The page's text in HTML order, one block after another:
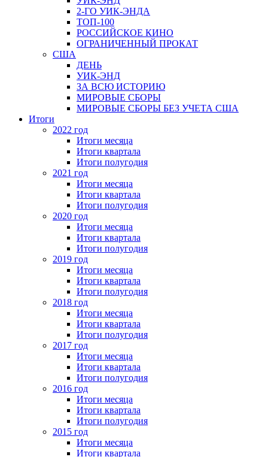
2-ГО УИК-ЭНДА
ТОП-100
РОССИЙСКОЕ КИНО
ОГРАНИЧЕННЫЙ ПРОКАТ
США
ДЕНЬ
УИК-ЭНД
ЗА ВСЮ ИСТОРИЮ
МИРОВЫЕ СБОРЫ
МИРОВЫЕ СБОРЫ БЕЗ УЧЕТА США
Итоги
2022 год
Итоги месяца
Итоги квартала
Итоги полугодия
2021 год
Итоги месяца
Итоги квартала
Итоги полугодия
2020 год
Итоги месяца
Итоги квартала
Итоги полугодия
2019 год
Итоги месяца
Итоги квартала
Итоги полугодия
2018 год
Итоги месяца
Итоги квартала
Итоги полугодия
2017 год
Итоги месяца
Итоги квартала
Итоги полугодия
2016 год
Итоги месяца
Итоги квартала
Итоги полугодия
2015 год
Итоги месяца
Итоги квартала